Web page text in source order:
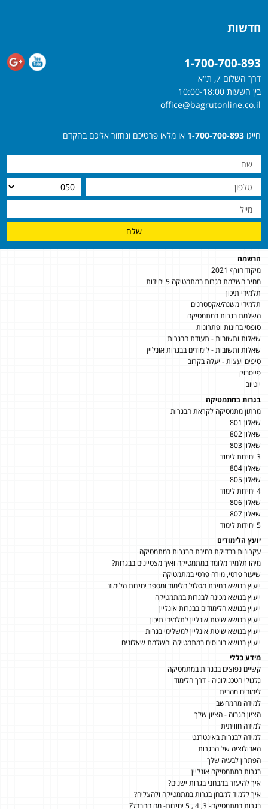
חדשות
1-700-700-893
דרך השלום 7, ת"א
בין השעות 10:00-18:00
office@bagrutonline.co.il
חייגו 1-700-700-893 או מלאו פרטיכם ונחזור אליכם בהקדם
שלח
הרשמה
מיקוד חורף 2021
מחיר השלמת בגרות במתמטיקה 5 יחידות
תלמידי תיכון
תלמידי משנה/אקסטרנים
השלמת בגרות במתמטיקה
טופסי בחינות ופתרונות
שאלות ותשובות - תעודת הבגרות
שאלות ותשובות - לימודים בבגרות אונליין
טיפים ועצות - יעלה בקרוב
פייסבוק
יוטיוב
בגרות במתמטיקה
מרתון מתמטיקה לקראת הבגרות
שאלון 801
שאלון 802
שאלון 803
3 יחידות לימוד
שאלון 804
שאלון 805
4 יחידות לימוד
שאלון 806
שאלון 807
5 יחידות לימוד
יועץ הלימודים
עקרונות בבדיקת בחינת הבגרות במתמטיקה
מיהו תלמיד מלומד במתמטיקה ואיך מצטיינים בבגרות?
שיעור פרטי, מורה פרטי במתמטיקה
ייעוץ בנושא בחירת מסלול הלימוד ומספר יחידות הלימוד
ייעוץ בנושא מכינה לבגרות במתמטיקה
ייעוץ בנושא הלימודים בבגרות אונליין
ייעוץ בנושא שיטת אונליין לתלמידי תיכון
ייעוץ בנושא שיטת אונליין למשלימי בגרות
ייעוץ בנושא בונוסים במתמטיקה והשלמת שאלונים
מידע כללי
קשיים נפוצים בבגרות במתמטיקה
גלגולי הטכנולוגיה - דרך הלימוד
לימודים מהבית
למידה מהמחשב
הציון הגבוה - הציון שלך
למידה חוויתית
למידה לבגרות באינטרנט
האבולוציה של הבגרות
הפתרון לבעיה שלך
בגרות במתמטיקה אונליין
איך להיעזר במבחני בגרות ישנים?
איך ללמוד למבחן בגרות במתמטיקה ולהצליח?
בגרות במתמטיקה- 3, 4 , 5 יחידות- מה ההבדל?